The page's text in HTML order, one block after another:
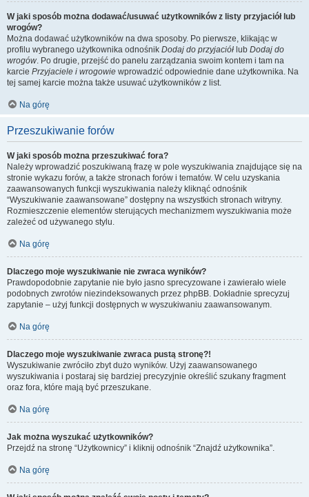
W jaki sposób można dodawać/usuwać użytkowników z listy przyjaciół lub
wrogów?
Można dodawać użytkowników na dwa sposoby. Po pierwsze, klikając w
profilu wybranego użytkownika odnośnik Dodaj do przyjaciół lub Dodaj do
wrogów. Po drugie, przejść do panelu zarządzania swoim kontem i tam na
karcie Przyjaciele i wrogowie wprowadzić odpowiednie dane użytkownika. Na
tej samej karcie można także usuwać użytkowników z list.
Na górę
Przeszukiwanie forów
W jaki sposób można przeszukiwać fora?
Należy wprowadzić poszukiwaną frazę w pole wyszukiwania znajdujące się na
stronie wykazu forów, a także stronach forów i tematów. W celu uzyskania
zaawansowanych funkcji wyszukiwania należy kliknąć odnośnik
“Wyszukiwanie zaawansowane” dostępny na wszystkich stronach witryny.
Rozmieszczenie elementów sterujących mechanizmem wyszukiwania może
zależeć od używanego stylu.
Na górę
Dlaczego moje wyszukiwanie nie zwraca wyników?
Prawdopodobnie zapytanie nie było jasno sprecyzowane i zawierało wiele
podobnych zwrotów niezindeksowanych przez phpBB. Dokładnie sprecyzuj
zapytanie – użyj funkcji dostępnych w wyszukiwaniu zaawansowanym.
Na górę
Dlaczego moje wyszukiwanie zwraca pustą stronę?!
Wyszukiwanie zwróciło zbyt dużo wyników. Użyj zaawansowanego
wyszukiwania i postaraj się bardziej precyzyjnie określić szukany fragment
oraz fora, które mają być przeszukane.
Na górę
Jak można wyszukać użytkowników?
Przejdź na stronę “Użytkownicy” i kliknij odnośnik “Znajdź użytkownika”.
Na górę